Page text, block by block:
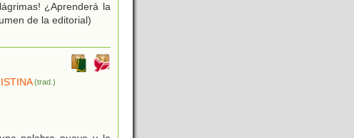
¿Aprenderá la
de la editorial)
(trad.)